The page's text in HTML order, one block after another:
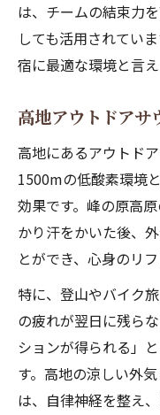
は、チームの結束力
しても活用されてい
宿に最適な環境と言え
高地アウトドアサ
高地にあるアウトド
1500mの低酸素環境
効果です。峰の原高
かり汗をかいた後、
とができ、心身のリ
特に、登山やバイク
の疲れが翌日に残ら
ションが得られる」
す。高地の涼しい外
は、自律神経を整え